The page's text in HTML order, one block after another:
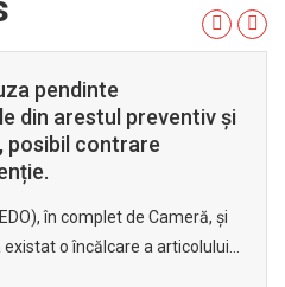
pendinte
din arestul preventiv și
posibil contrare
în complet de Cameră, și
o încălcare a articolului...